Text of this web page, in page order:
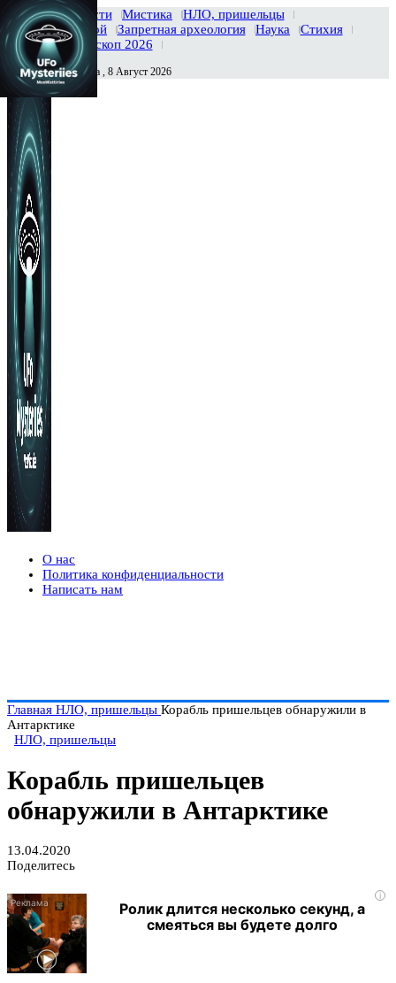
Главная Новости Мистика
НЛО, пришельцы
Тайны вселенной
Запретная археология Наука
Стихия
История
Гороскоп 2026
Сегодня Суббота , 8 Август 2026
О нас
Политика конфиденциальности
Написать нам
Главная НЛО, пришельцы Корабль пришельцев обнаружили в
Антарктике
НЛО, пришельцы
Корабль пришельцев
обнаружили в Антарктике
13.04.2020
Поделитесь
i
Ролик длится несколько секунд, а
смеяться вы будете долго